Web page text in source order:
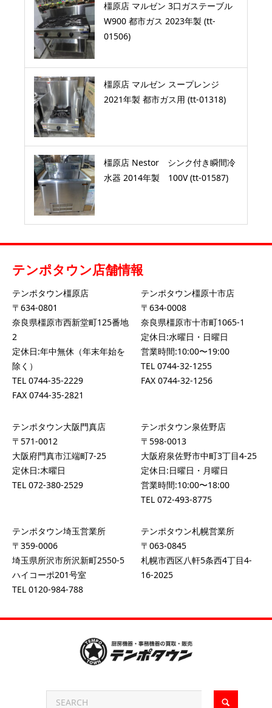
橿原店 マルゼン 3口ガステーブル
W900 都市ガス 2023年製 (tt-
01506)
橿原店 マルゼン スープレンジ
2021年製 都市ガス用 (tt-01318)
橿原店 Nestor シンク付き瞬間冷
水器 2014年製 100V (tt-01587)
テンポタウン店舗情報
テンポタウン橿原店
〒634-0801
奈良県橿原市西新堂町125番地
2
定休日:年中無休（年末年始を
除く）
TEL 0744-35-2229
FAX 0744-35-2821
テンポタウン橿原十市店
〒634-0008
奈良県橿原市十市町1065-1
定休日:水曜日・日曜日
営業時間:10:00〜19:00
TEL 0744-32-1255
FAX 0744-32-1256
テンポタウン大阪門真店
〒571-0012
大阪府門真市江端町7-25
定休日:木曜日
TEL 072-380-2529
テンポタウン泉佐野店
〒598-0013
大阪府泉佐野市中町3丁目4-25
定休日:日曜日・月曜日
営業時間:10:00〜18:00
TEL 072-493-8775
テンポタウン埼玉営業所
〒359-0006
埼玉県所沢市所沢新町2550-5
ハイコーポ201号室
TEL 0120-984-788
テンポタウン札幌営業所
〒063-0845
札幌市西区八軒5条西4丁目4-
16-2025